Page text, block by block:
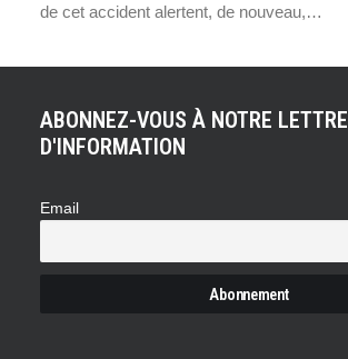
de cet accident alertent, de nouveau,…
ABONNEZ-VOUS À NOTRE LETTRE
D'INFORMATION
Email